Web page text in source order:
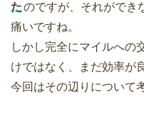
たのですが、それができ
痛いですね。
しかし完全にマイルへの
けではなく、まだ効率が
今回はその辺りについて